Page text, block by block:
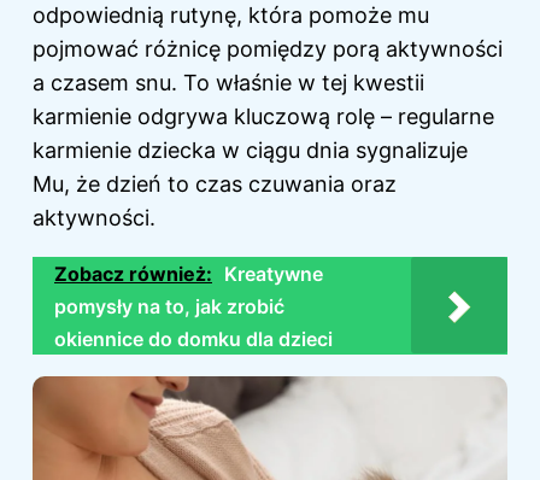
odpowiednią rutynę, która pomoże mu
pojmować różnicę pomiędzy porą aktywności
a czasem snu. To właśnie w tej kwestii
karmienie odgrywa kluczową rolę – regularne
karmienie dziecka w ciągu dnia sygnalizuje
Mu, że dzień to czas czuwania oraz
aktywności.
Zobacz również: Kreatywne
pomysły na to, jak zrobić
okiennice do domku dla dzieci